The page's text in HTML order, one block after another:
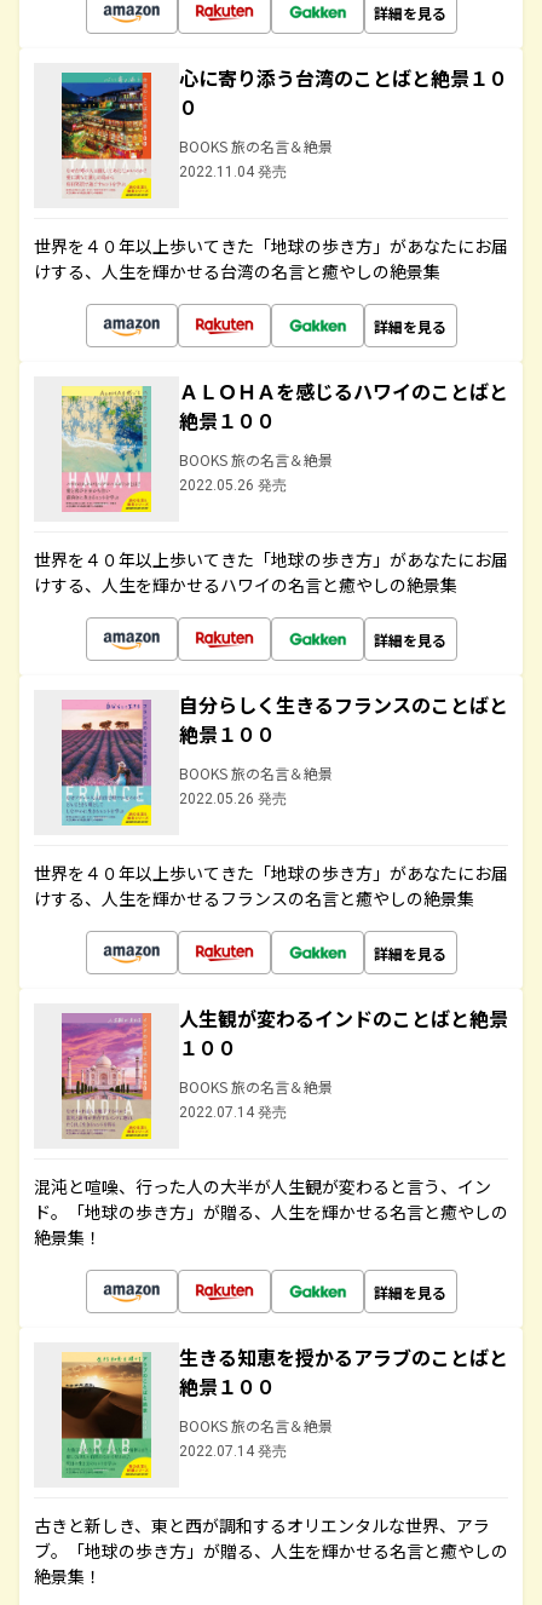
詳細を見る
心に寄り添う台湾のことばと絶景１０
０
BOOKS 旅の名言＆絶景
2022.11.04 発売
世界を４０年以上歩いてきた「地球の歩き方」があなたにお届
けする、人生を輝かせる台湾の名言と癒やしの絶景集
詳細を見る
ＡＬＯＨＡを感じるハワイのことばと
絶景１００
BOOKS 旅の名言＆絶景
2022.05.26 発売
世界を４０年以上歩いてきた「地球の歩き方」があなたにお届
けする、人生を輝かせるハワイの名言と癒やしの絶景集
詳細を見る
自分らしく生きるフランスのことばと
絶景１００
BOOKS 旅の名言＆絶景
2022.05.26 発売
世界を４０年以上歩いてきた「地球の歩き方」があなたにお届
けする、人生を輝かせるフランスの名言と癒やしの絶景集
詳細を見る
人生観が変わるインドのことばと絶景
１００
BOOKS 旅の名言＆絶景
2022.07.14 発売
混沌と喧噪、行った人の大半が人生観が変わると言う、イン
ド。「地球の歩き方」が贈る、人生を輝かせる名言と癒やしの
絶景集！
詳細を見る
生きる知恵を授かるアラブのことばと
絶景１００
BOOKS 旅の名言＆絶景
2022.07.14 発売
古きと新しき、東と西が調和するオリエンタルな世界、アラ
ブ。「地球の歩き方」が贈る、人生を輝かせる名言と癒やしの
絶景集！